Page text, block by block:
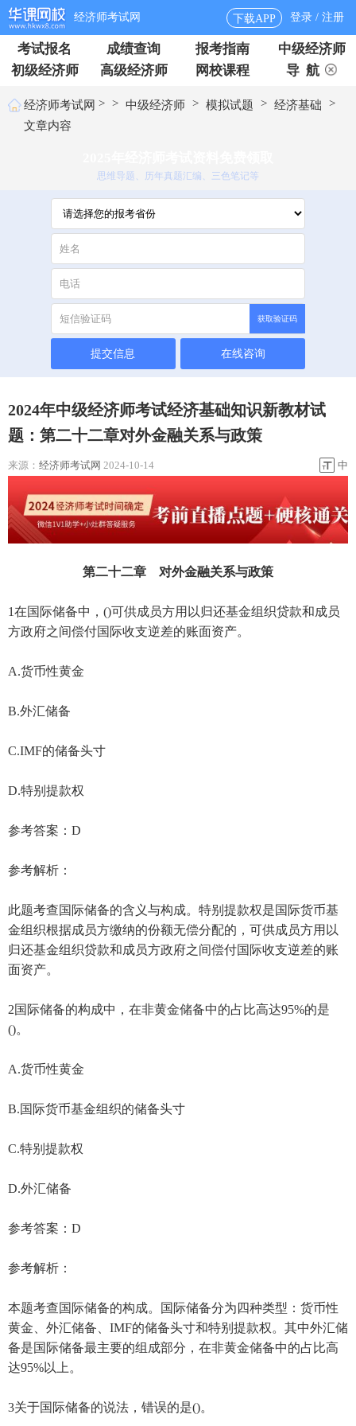
经济师考试网 下载APP 登录 / 注册
考试报名 成绩查询 报考指南
中级经济师
初级经济师
高级经济师 网校课程 导 航
经济师考试网 > > 中级经济师 > 模拟试题 > 经济基础
>
文章内容
思维导题、历年真题汇编、三色笔记等
获取验证码
提交信息 在线咨询
2024年中级经济师考试经济基础知识新教材试
题：第二十二章对外金融关系与政策
来源： 经济师考试网 2024-10-14 中
第二十二章 对外金融关系与政策
1在国际储备中，()可供成员方用以归还基金组织贷款和成员
方政府之间偿付国际收支逆差的账面资产。
A.货币性黄金
B.外汇储备
C.IMF的储备头寸
D.特别提款权
参考答案：D
参考解析：
此题考查国际储备的含义与构成。特别提款权是国际货币基
金组织根据成员方缴纳的份额无偿分配的，可供成员方用以
归还基金组织贷款和成员方政府之间偿付国际收支逆差的账
面资产。
2国际储备的构成中，在非黄金储备中的占比高达95%的是
()。
A.货币性黄金
B.国际货币基金组织的储备头寸
C.特别提款权
D.外汇储备
参考答案：D
参考解析：
本题考查国际储备的构成。国际储备分为四种类型：货币性
黄金、外汇储备、IMF的储备头寸和特别提款权。其中外汇储
备是国际储备最主要的组成部分，在非黄金储备中的占比高
达95%以上。
3关于国际储备的说法，错误的是()。